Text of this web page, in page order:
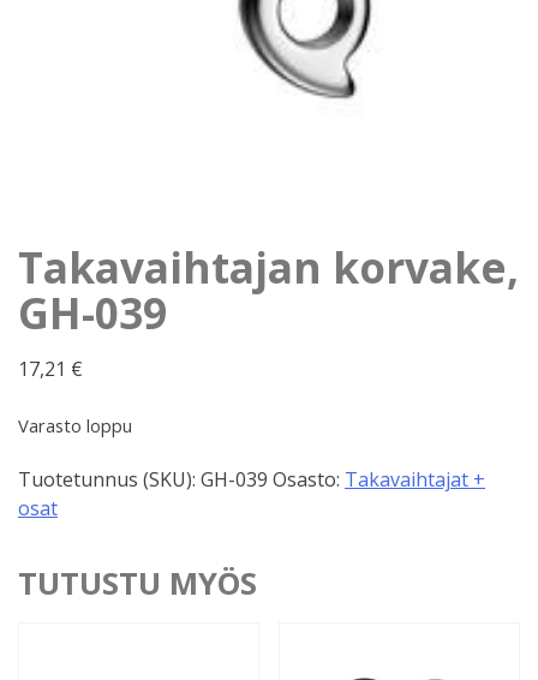
Takavaihtajan korvake,
GH-039
17,21 €
Varasto loppu
Tuotetunnus (SKU): GH-039 Osasto: Takavaihtajat +
osat
TUTUSTU MYÖS